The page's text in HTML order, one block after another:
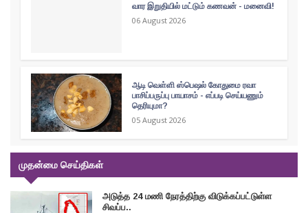
வார இறுதியில் மட்டும் கணவன் - மனைவி!
06 August 2026
ஆடி வெள்ளி ஸ்பெஷல் கோதுமை ரவா
பாசிப்பருப்பு பாயாசம் - எப்படி செய்யணும்
தெரியுமா?
05 August 2026
முதன்மை செய்திகள்
அடுத்த 24 மணி நேரத்திற்கு விடுக்கப்பட்டுள்ள
சிவப்ப..